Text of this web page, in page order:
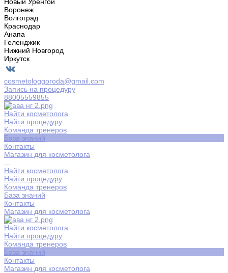
Воронеж
Волгоград
Краснодар
Анапа
Геленджик
Нижний Новгород
Иркутск
cosmetologgoroda@gmail.com
Запись на процедуру
88005559855
Найти косметолога
Найти процедуру
Команда тренеров
База знаний
Контакты
Магазин для косметолога
Найти косметолога
Найти процедуру
Команда тренеров
База знаний
Контакты
Магазин для косметолога
Найти косметолога
Найти процедуру
Команда тренеров
База знаний
Контакты
Магазин для косметолога